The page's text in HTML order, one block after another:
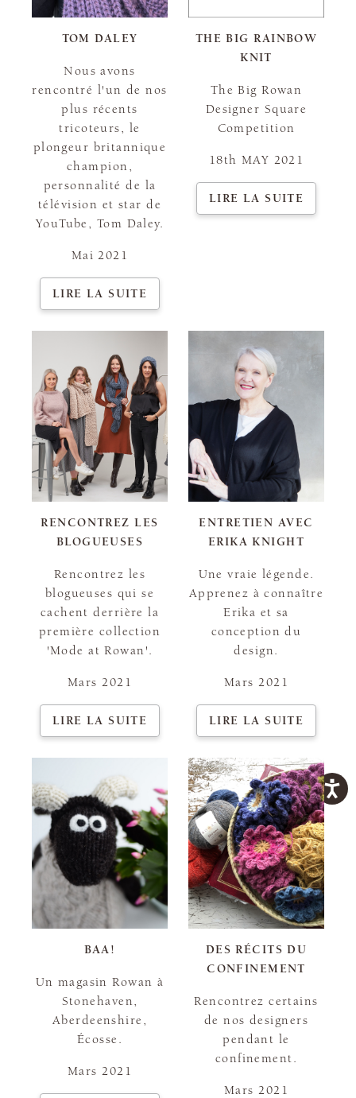
TOM DALEY
Nous avons
rencontré l'un de nos
plus récents
tricoteurs, le
plongeur britannique
champion,
personnalité de la
télévision et star de
YouTube, Tom Daley.
Mai 2021
LIRE LA SUITE
THE BIG RAINBOW
KNIT
The Big Rowan
Designer Square
Competition
18th MAY 2021
LIRE LA SUITE
RENCONTREZ LES
BLOGUEUSES
Rencontrez les
blogueuses qui se
cachent derrière la
première collection
'Mode at Rowan'.
Mars 2021
LIRE LA SUITE
ENTRETIEN AVEC
ERIKA KNIGHT
Une vraie légende.
Apprenez à connaître
Erika et sa
conception du
design.
Mars 2021
LIRE LA SUITE
BAA!
Un magasin Rowan à
Stonehaven,
Aberdeenshire,
Écosse.
Mars 2021
DES RÉCITS DU
CONFINEMENT
Rencontrez certains
de nos designers
pendant le
confinement.
Mars 2021